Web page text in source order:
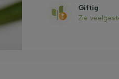
Giftig
Zie